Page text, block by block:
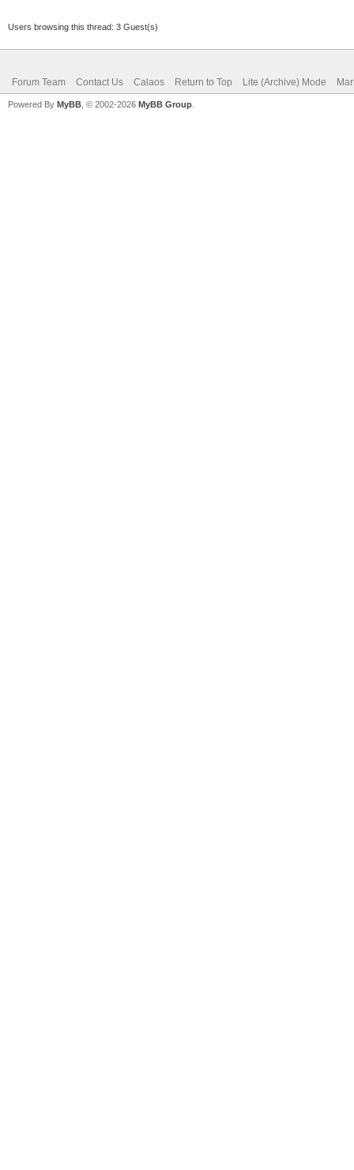
Users browsing this thread: 3 Guest(s)
Forum Team Contact Us Calaos Return to Top Lite (Archive) Mode
Powered By MyBB , © 2002-2026 MyBB Group